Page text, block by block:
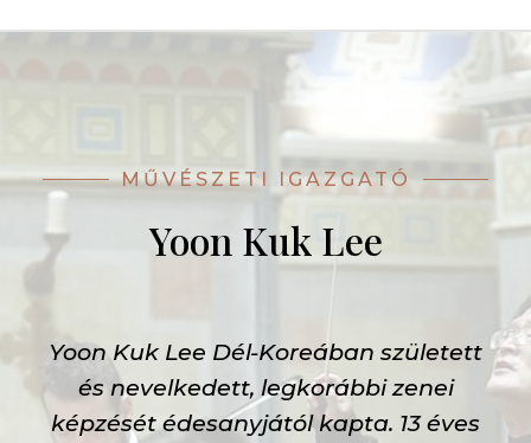
MŰVÉSZETI IGAZGATÓ
Yoon Kuk Lee
Yoon Kuk Lee Dél-Koreában született
és nevelkedett, legkorábbi zenei
képzését édesanyjától kapta. 13 éves